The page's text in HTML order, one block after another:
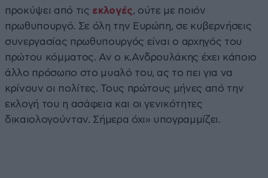
προκύψει από τις εκλογές, ούτε με ποιόν
πρωθυπουργό. Σε όλη την Ευρώπη, σε κυβερνήσεις
συνεργασίας πρωθυπουργός είναι ο αρχηγός του
πρώτου κόμματος. Αν ο κ.Ανδρουλάκης έχει κάποιο
άλλο πρόσωπο στο μυαλό του, ας το πει για να
κρίνουν οι πολίτες. Τους πρώτους μήνες από την
εκλογή του η ασάφεια και οι γενικότητες
δικαιολογούνταν. Σήμερα όχι» υπογραμμίζει.